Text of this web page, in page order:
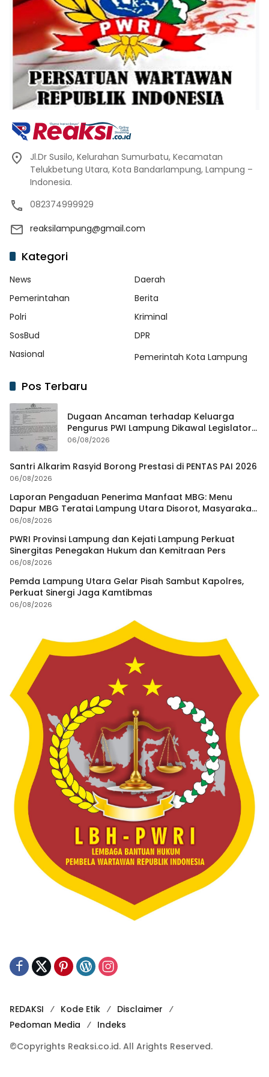
Jl.Dr Susilo, Kelurahan Sumurbatu, Kecamatan
Telukbetung Utara, Kota Bandarlampung, Lampung –
Indonesia.
082374999929
reaksilampung@gmail.com
Kategori
News
Daerah
Pemerintahan
Berita
Polri
Kriminal
SosBud
DPR
Nasional
Pemerintah Kota Lampung
Pos Terbaru
Dugaan Ancaman terhadap Keluarga
Pengurus PWI Lampung Dikawal Legislator
dan Jurnalis
06/08/2026
Santri Alkarim Rasyid Borong Prestasi di PENTAS PAI 2026
06/08/2026
Laporan Pengaduan Penerima Manfaat MBG: Menu
Dapur MBG Teratai Lampung Utara Disorot, Masyarakat
Minta Satgas Lakukan Investigasi
06/08/2026
PWRI Provinsi Lampung dan Kejati Lampung Perkuat
Sinergitas Penegakan Hukum dan Kemitraan Pers
06/08/2026
Pemda Lampung Utara Gelar Pisah Sambut Kapolres,
Perkuat Sinergi Jaga Kamtibmas
06/08/2026
REDAKSI Kode Etik
Disclaimer
Pedoman Media
Indeks
©Copyrights Reaksi.co.id. All Arights Reserved.